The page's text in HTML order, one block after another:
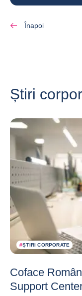
Înapoi
Știri
#ȘTIRI CORPORATE
Coface
Support